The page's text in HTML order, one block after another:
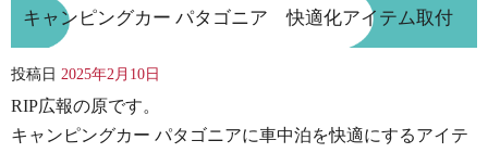
キャンピングカー パタゴニア 快適化アイテム取付
投稿日 2025年2月10日
RIP広報の原です。
キャンピングカー パタゴニアに車中泊を快適にするアイテ